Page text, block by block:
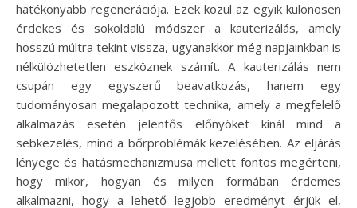
hatékonyabb regenerációja. Ezek közül az egyik különösen
érdekes és sokoldalú módszer a kauterizálás, amely
hosszú múltra tekint vissza, ugyanakkor még napjainkban is
nélkülözhetetlen eszköznek számít. A kauterizálás nem
csupán egy egyszerű beavatkozás, hanem egy
tudományosan megalapozott technika, amely a megfelelő
alkalmazás esetén jelentős előnyöket kínál mind a
sebkezelés, mind a bőrproblémák kezelésében. Az eljárás
lényege és hatásmechanizmusa mellett fontos megérteni,
hogy mikor, hogyan és milyen formában érdemes
alkalmazni, hogy a lehető legjobb eredményt érjük el,